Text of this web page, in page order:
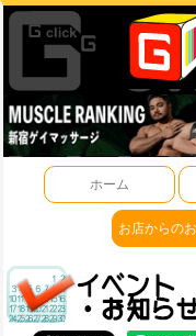
ホーム
お店からの